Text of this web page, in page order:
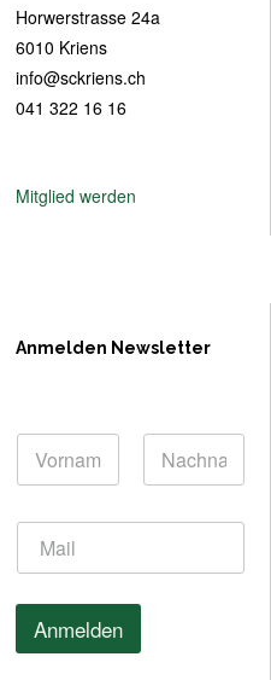
6
Horwerstrasse 24a
6010 Kriens
info@sckriens.ch
041 322 16 16
Mitglied werden
Anmelden Newsletter
N
m
Vorname Nachname
*
i
N
E
a
i
*
Anmelden